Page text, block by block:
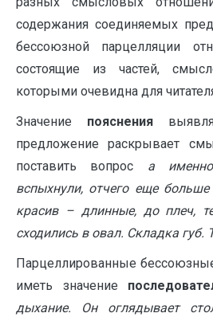
содержания соединяемых
бессоюзной парцелляции
состоящие из частей,
которыми очевидна для
Значение пояснения
предложение раскрывает
поставить вопрос а
вспыхнули, отчего еще
красив – длинные, до плеч,
сходились в овал. Складка губ.
Парцеллированные
иметь значение
дыхание. Он оглядывает